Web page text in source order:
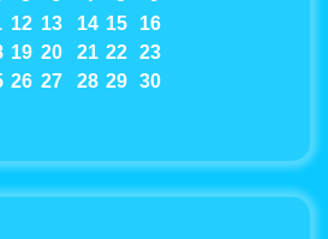
12 13 14 15
16
19 20 21 22
23
26 27 28 29
30